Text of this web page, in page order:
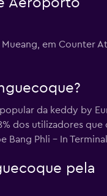
Aeroporto
em Counter
da keddy by
dos utilizadores
Bang Phli - In
pela